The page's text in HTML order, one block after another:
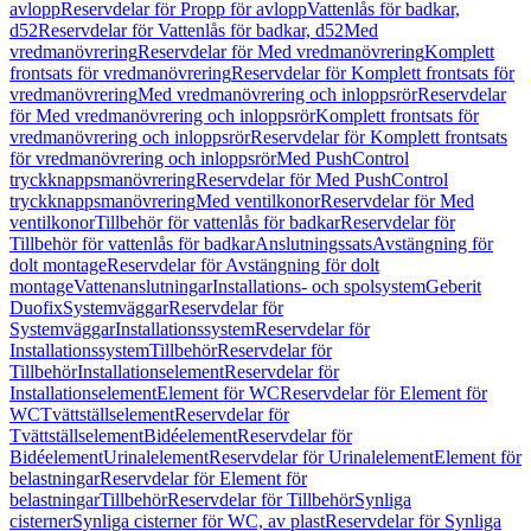
avloppReservdelar för Propp för avloppVattenlås för badkar,
d52Reservdelar för Vattenlås för badkar, d52Med
vredmanövreringReservdelar för Med vredmanövreringKomplett
frontsats för vredmanövreringReservdelar för Komplett frontsats för
vredmanövreringMed vredmanövrering och inloppsrörReservdelar
för Med vredmanövrering och inloppsrörKomplett frontsats för
vredmanövrering och inloppsrörReservdelar för Komplett frontsats
för vredmanövrering och inloppsrörMed PushControl
tryckknappsmanövreringReservdelar för Med PushControl
tryckknappsmanövreringMed ventilkonorReservdelar för Med
ventilkonorTillbehör för vattenlås för badkarReservdelar för
Tillbehör för vattenlås för badkarAnslutningssatsAvstängning för
dolt montageReservdelar för Avstängning för dolt
montageVattenanslutningarInstallations- och spolsystemGeberit
DuofixSystemväggarReservdelar för
SystemväggarInstallationssystemReservdelar för
InstallationssystemTillbehörReservdelar för
TillbehörInstallationselementReservdelar för
InstallationselementElement för WCReservdelar för Element för
WCTvättställselementReservdelar för
TvättställselementBidéelementReservdelar för
BidéelementUrinalelementReservdelar för UrinalelementElement för
belastningarReservdelar för Element för
belastningarTillbehörReservdelar för TillbehörSynliga
cisternerSynliga cisterner för WC, av plastReservdelar för Synliga